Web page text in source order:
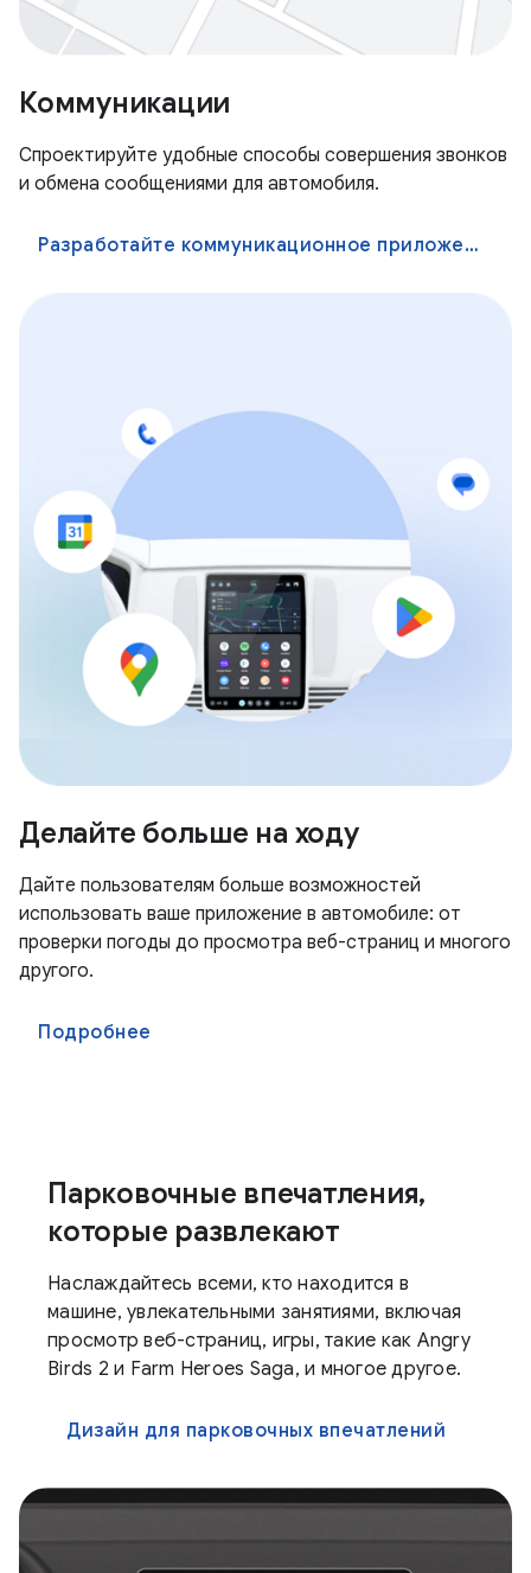
Коммуникации
Спроектируйте удобные способы совершения звонков
и обмена сообщениями для автомобиля.
Разработайте коммуникационное приложение
Делайте больше на ходу
Дайте пользователям больше возможностей
использовать ваше приложение в автомобиле: от
проверки погоды до просмотра веб-страниц и многого
другого.
Подробнее
Парковочные впечатления,
которые развлекают
Наслаждайтесь всеми, кто находится в
машине, увлекательными занятиями, включая
просмотр веб-страниц, игры, такие как Angry
Birds 2 и Farm Heroes Saga, и многое другое.
Дизайн для парковочных впечатлений